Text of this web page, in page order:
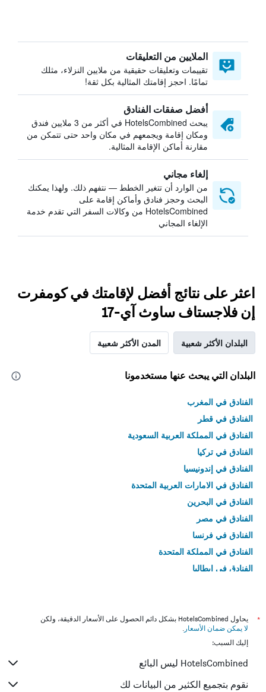
الملايين من التعليقات
تقييمات وتعليقات حقيقية من ملايين النزلاء، مثلك
تمامًا. احجز إقامتك المثالية بكل ثقة!
أفضل صفقات الفنادق
يبحث HotelsCombined في أكثر من 3 ملايين فندق
ومكان إقامة ويجمعهم في مكان واحد حتى تتمكن من
مقارنة أماكن الإقامة المثالية.
إلغاء مجاني
من الوارد أن تتغير الخطط — نتفهم ذلك. ولهذا يمكنك
البحث وحجز فنادق وأماكن إقامة على
HotelsCombined من وكالات السفر التي تقدم خدمة
الإلغاء المجاني
اعثر على نتائج أفضل لإقامتك في كومفرت
إن فلاجستاف ساوث آي-17
البلدان الأكثر شعبية المدن الأكثر شعبية
البلدان التي يبحث عنها مستخدمونا
الفنادق في المغرب
الفنادق في قطر
الفنادق في المملكة العربية السعودية
الفنادق في تركيا
الفنادق في إندونيسيا
الفنادق في الامارات العربية المتحدة
الفنادق في البحرين
الفنادق في مصر
الفنادق في فرنسا
الفنادق في المملكة المتحدة
الفنادق في إيطاليا
*
يحاول HotelsCombined بشكل دائم الحصول على الأسعار الدقيقة، ولكن
لا يمكن ضمان الأسعار .
إليك السبب:
HotelsCombined ليس البائع
نقوم بتجميع الكثير من البيانات لك